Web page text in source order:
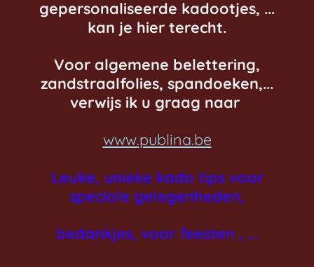
gepersonaliseerde kadootjes, ...
kan je hier terecht.
Voor algemene belettering,
zandstraalfolies, spandoeken,...
verwijs ik u graag naar
www.publina.be
Leuke, unieke kado tips voor
speciale gelegenheden,
bedankjes, voor feesten , ...